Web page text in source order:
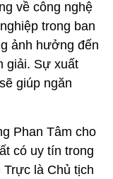
về công nghệ
trong ban
ảnh hưởng đến
giải. Sự xuất
giúp ngăn
Phan Tâm cho
có uy tín trong
Trực là Chủ tịch